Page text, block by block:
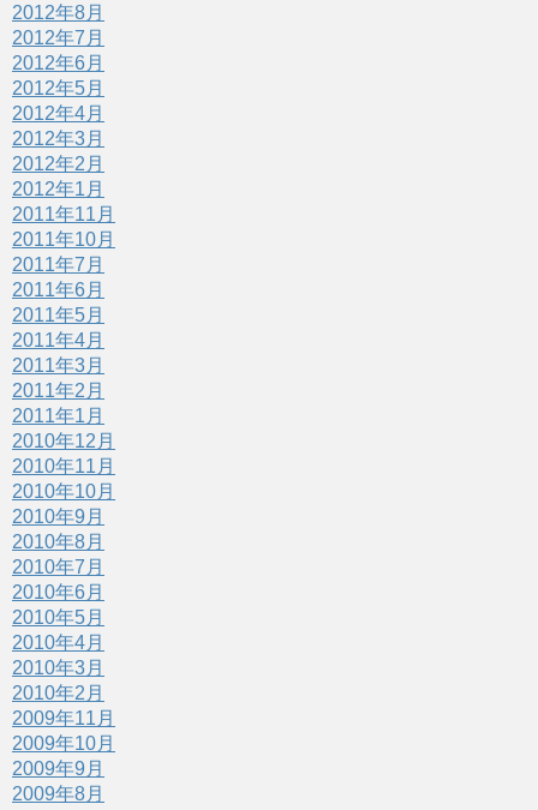
2012年8月
2012年7月
2012年6月
2012年5月
2012年4月
2012年3月
2012年2月
2012年1月
2011年11月
2011年10月
2011年7月
2011年6月
2011年5月
2011年4月
2011年3月
2011年2月
2011年1月
2010年12月
2010年11月
2010年10月
2010年9月
2010年8月
2010年7月
2010年6月
2010年5月
2010年4月
2010年3月
2010年2月
2009年11月
2009年10月
2009年9月
2009年8月